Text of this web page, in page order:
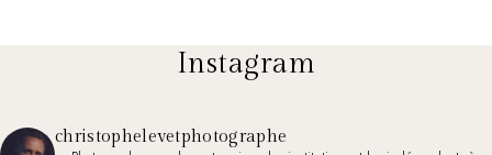
Instagram
christophelevetphotographe